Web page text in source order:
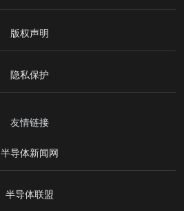
版权声明
隐私保护
友情链接
半导体新闻网
半导体联盟